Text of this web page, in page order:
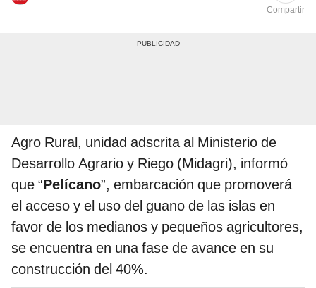
Compartir
Agro Rural, unidad adscrita al Ministerio de
Desarrollo Agrario y Riego (Midagri), informó
que “Pelícano”, embarcación que promoverá
el acceso y el uso del guano de las islas en
favor de los medianos y pequeños agricultores,
se encuentra en una fase de avance en su
construcción del 40%.